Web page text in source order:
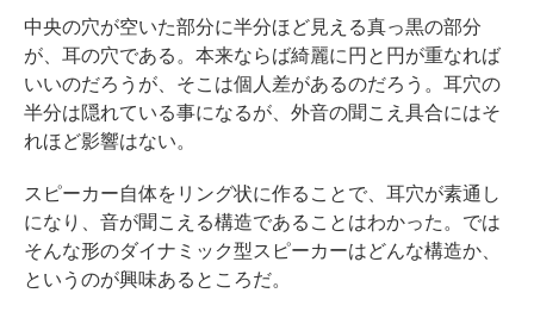
中央の穴が空いた部分に半分ほど見える真っ黒の部分
が、耳の穴である。本来ならば綺麗に円と円が重なれば
いいのだろうが、そこは個人差があるのだろう。耳穴の
半分は隠れている事になるが、外音の聞こえ具合にはそ
れほど影響はない。
スピーカー自体をリング状に作ることで、耳穴が素通し
になり、音が聞こえる構造であることはわかった。では
そんな形のダイナミック型スピーカーはどんな構造か、
というのが興味あるところだ。